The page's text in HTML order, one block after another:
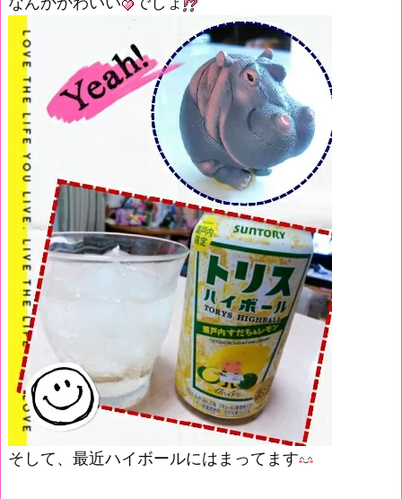
そして、最近ハイボールにはまってます